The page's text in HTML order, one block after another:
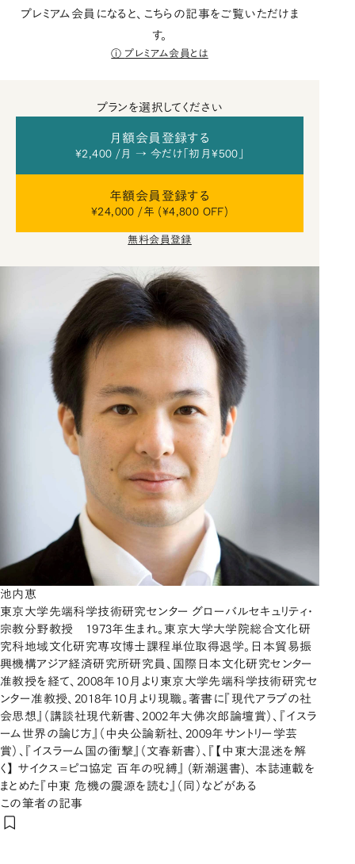
プレミアム会員になると、こちらの記事をご覧いただけま
す。
プレミアム会員とは
プランを選択してください
月額会員登録する
¥2,400 /月 → 今だけ「初月¥500」
年額会員登録する
¥24,000 /年 (¥4,800 OFF)
無料会員登録
池内恵
東京大学先端科学技術研究センター グローバルセキュリティ・
宗教分野教授 1973年生まれ。東京大学大学院総合文化研
究科地域文化研究専攻博士課程単位取得退学。日本貿易振
興機構アジア経済研究所研究員、国際日本文化研究センター
准教授を経て、2008年10月より東京大学先端科学技術研究セ
ンター准教授、2018年10月より現職。著書に『現代アラブの社
会思想』（講談社現代新書、2002年大佛次郎論壇賞）、『イスラ
ーム世界の論じ方』（中央公論新社、2009年サントリー学芸
賞）、『イスラーム国の衝撃』（文春新書）、『【中東大混迷を解
く】 サイクス=ピコ協定 百年の呪縛』 (新潮選書)、 本誌連載を
まとめた『中東 危機の震源を読む』（同）などがある
この筆者の記事